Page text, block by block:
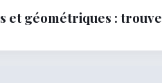
et géométriques :